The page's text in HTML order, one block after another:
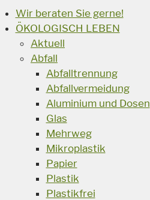
Wir beraten Sie gerne!
ÖKOLOGISCH LEBEN
Aktuell
Abfall
Abfalltrennung
Abfallvermeidung
Aluminium und Dosen
Glas
Mehrweg
Mikroplastik
Papier
Plastik
Plastikfrei